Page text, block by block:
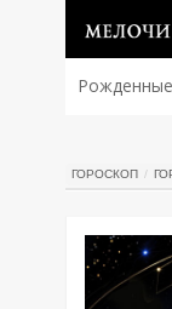
Рожденные
ГОРОСКОП